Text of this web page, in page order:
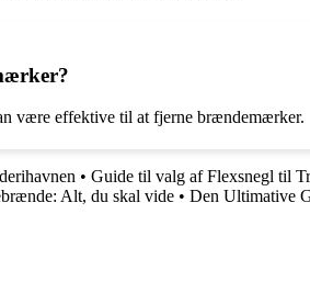
være effektive til at fjerne brændemærker.
• Guide til valg af Flexsnegl til
Alt, du skal vide • Den Ultimative